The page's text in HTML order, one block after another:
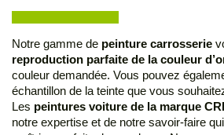
Notre gamme de peinture carrosserie
reproduction parfaite de la couleur
couleur demandée. Vous pouvez
échantillon de la teinte que vous
Les peintures voiture de la marque
notre expertise et de notre savoir-faire